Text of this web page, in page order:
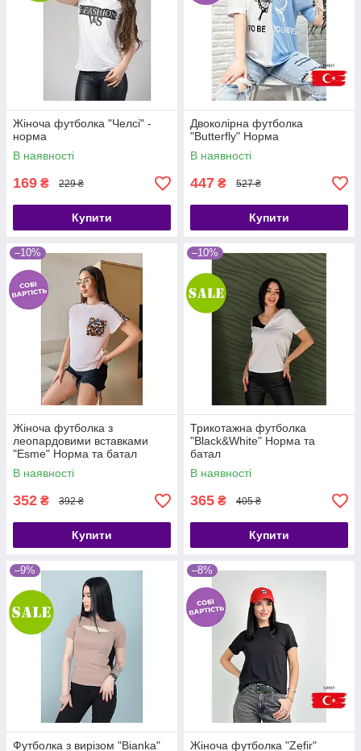
Жіноча футболка "Челсі" -
норма
В наявності
169 ₴ 229 ₴
Купити
Двоколірна футболка
"Butterfly" Норма
В наявності
447 ₴ 527 ₴
Купити
–10%
Жіноча футболка з
леопардовими вставками
"Esme" Норма та батал
В наявності
352 ₴ 392 ₴
Купити
–10%
Трикотажна футболка
"Black&White" Норма та
батал
В наявності
365 ₴ 405 ₴
Купити
–9%
Футболка з вирізом "Bianka"
–8%
Жіноча футболка "Zefir"